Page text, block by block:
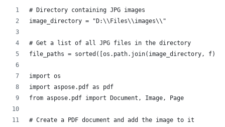
# Directory containing JPG images
image_directory = "D:\\Files\\images\\"
# Get a list of all JPG files in the directory
file_paths = sorted([os.path.join(image_directory,
import os
import aspose.pdf as pdf
from aspose.pdf import Document, Image, Page
# Create a PDF document and add the image to it